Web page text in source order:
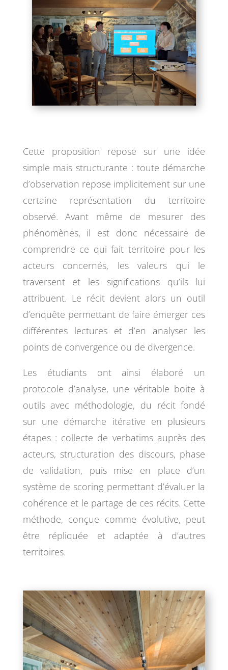
Cette proposition repose sur une idée
simple mais structurante : toute démarche
d’observation repose implicitement sur une
certaine représentation du territoire
observé. Avant même de mesurer des
phénomènes, il est donc nécessaire de
comprendre ce qui fait territoire pour les
acteurs concernés, les valeurs qui le
traversent et les significations qu’ils lui
attribuent. Le récit devient alors un outil
d’enquête permettant de faire émerger ces
différentes lectures et d’en analyser les
points de convergence ou de divergence.
Les étudiants ont ainsi élaboré un
protocole d’analyse, une véritable boite à
outils avec méthodologie, du récit fondé
sur une démarche itérative en plusieurs
étapes : collecte de verbatims auprès des
acteurs, structuration des discours, phase
de validation, puis mise en place d’un
système de scoring permettant d’évaluer la
cohérence et le partage de ces récits. Cette
méthode, conçue comme évolutive, peut
être répliquée et adaptée à d’autres
territoires.